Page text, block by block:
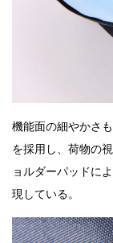
機能面の細やかさ
を採用し、荷物の
ョルダーパッドに
現している。